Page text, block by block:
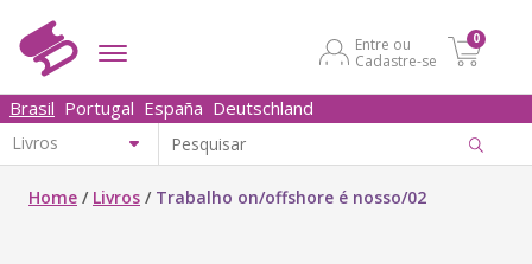
Entre ou
Cadastre-se
0
Brasil Portugal España Deutschland
Home / Livros / Trabalho on/offshore é nosso/02